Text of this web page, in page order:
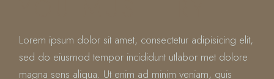
Lorem ipsum dolor sit amet, consectetur adipisicing elit,
sed do eiusmod tempor incididunt utlabor met dolore
magna sens aliqua. Ut enim ad minim veniam, quis